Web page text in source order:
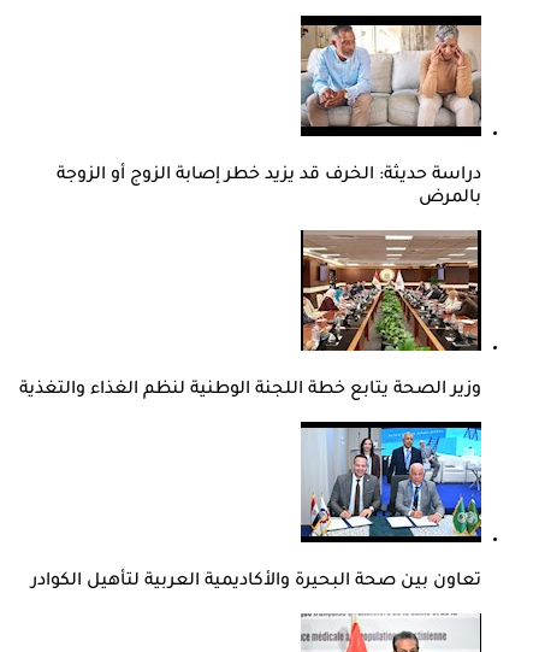
دراسة حديثة: الخرف قد يزيد خطر إصابة الزوج أو الزوجة
بالمرض
وزير الصحة يتابع خطة اللجنة الوطنية لنظم الغذاء والتغذية
تعاون بين صحة البحيرة والأكاديمية العربية لتأهيل الكوادر